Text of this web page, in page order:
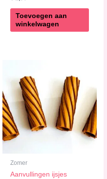
Toevoegen aan
winkelwagen
Zomer
Aanvullingen ijsjes